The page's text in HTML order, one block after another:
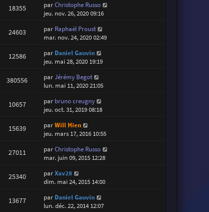
18355 parChristophe Russo
jeu. nov. 26, 2020 09:16
24603 par Raphaël Proust
mar. nov. 24, 2020 02:49
12586 par Daniel Gauvin
jeu. mai 28, 2020 19:19
380556 parJérémy Begot
lun. mai 11, 2020 21:05
10657 par bruno creugny
jeu. oct. 31, 2019 08:18
15639 parWill Hien
jeu. mars 17, 2016 10:55
27011 parChristophe Russo
mar. juin 09, 2015 12:28
25340 parXav28
dim. mai 24, 2015 14:00
13677 par Daniel Gauvin
lun. déc. 22, 2014 12:07